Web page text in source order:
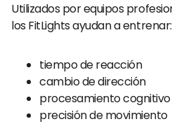
Utilizados por equipos
los FitLights ayudan a entrenar:
tiempo de reacción
cambio de dirección
procesamiento cognitivo
precisión de movimiento